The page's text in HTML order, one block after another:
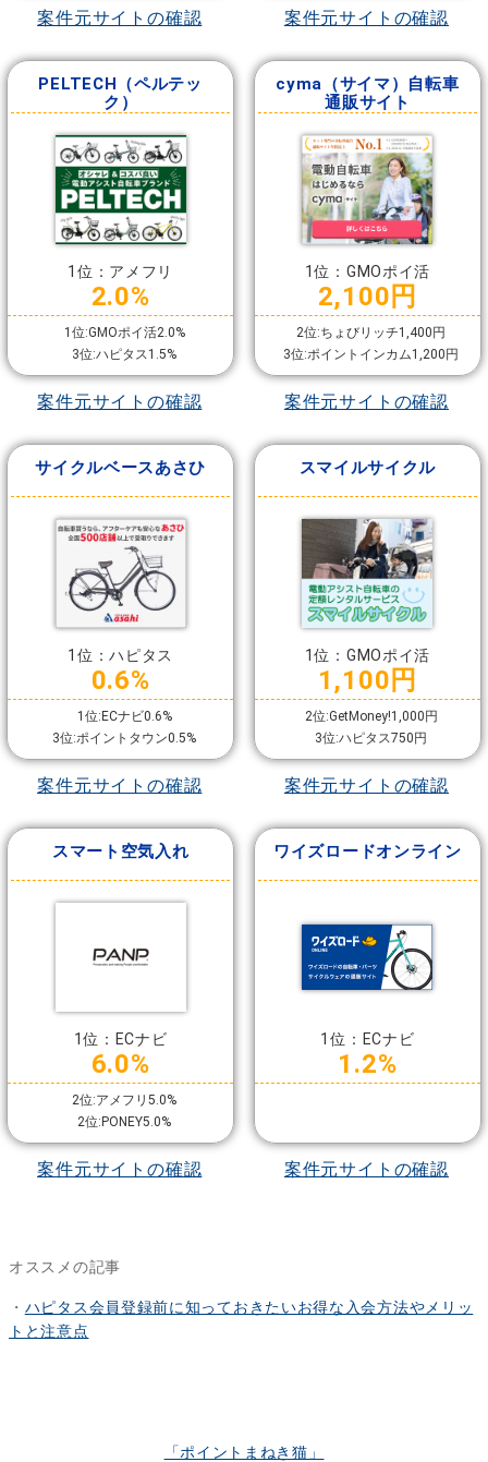
案件元サイトの確認 案件元サイトの確認
PELTECH（ペルテッ
ク）
1位：アメフリ
2.0%
1位:GMOポイ活2.0%
3位:ハピタス1.5%
案件元サイトの確認
cyma（サイマ）自転車
通販サイト
1位：GMOポイ活
2,100円
2位:ちょびリッチ1,400円
3位:ポイントインカム1,200円
案件元サイトの確認
サイクルベースあさひ
1位：ハピタス
0.6%
1位:ECナビ0.6%
3位:ポイントタウン0.5%
案件元サイトの確認
スマイルサイクル
1位：GMOポイ活
1,100円
2位:GetMoney!1,000円
3位:ハピタス750円
案件元サイトの確認
スマート空気入れ
1位：ECナビ
6.0%
2位:アメフリ5.0%
2位:PONEY5.0%
案件元サイトの確認
ワイズロードオンライン
1位：ECナビ
1.2%
案件元サイトの確認
オススメの記事
・ ハピタス会員登録前に知っておきたいお得な入会方法やメリッ
トと注意点
「ポイントまねき猫」